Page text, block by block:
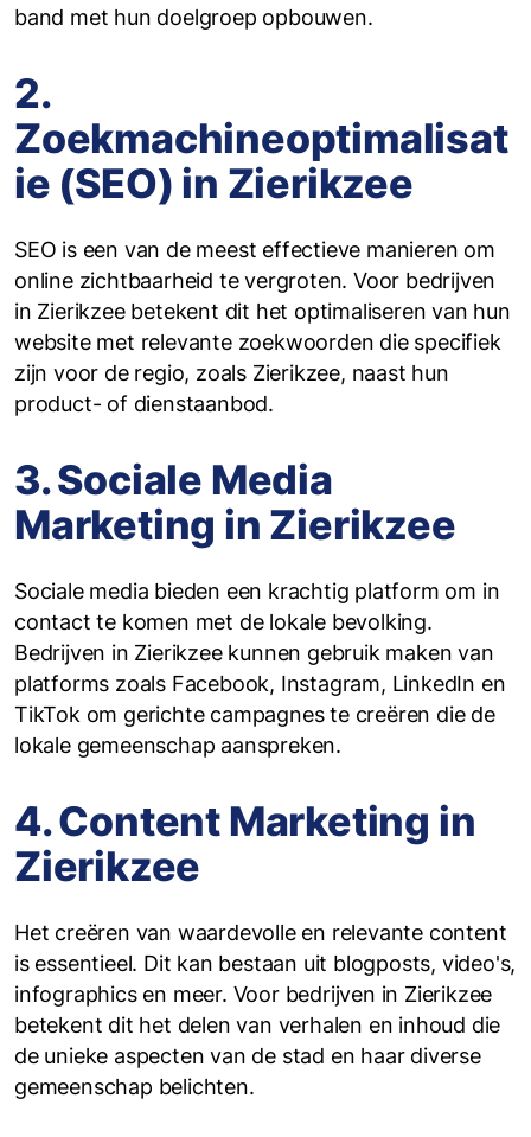
band met hun doelgroep opbouwen.
2.
Zoekmachineoptimalisat
ie (SEO) in Zierikzee
SEO is een van de meest effectieve manieren om
online zichtbaarheid te vergroten. Voor bedrijven
in Zierikzee betekent dit het optimaliseren van hun
website met relevante zoekwoorden die specifiek
zijn voor de regio, zoals Zierikzee, naast hun
product- of dienstaanbod.
3. Sociale Media
Marketing in Zierikzee
Sociale media bieden een krachtig platform om in
contact te komen met de lokale bevolking.
Bedrijven in Zierikzee kunnen gebruik maken van
platforms zoals Facebook, Instagram, LinkedIn en
TikTok om gerichte campagnes te creëren die de
lokale gemeenschap aanspreken.
4. Content Marketing in
Zierikzee
Het creëren van waardevolle en relevante content
is essentieel. Dit kan bestaan uit blogposts, video's,
infographics en meer. Voor bedrijven in Zierikzee
betekent dit het delen van verhalen en inhoud die
de unieke aspecten van de stad en haar diverse
gemeenschap belichten.